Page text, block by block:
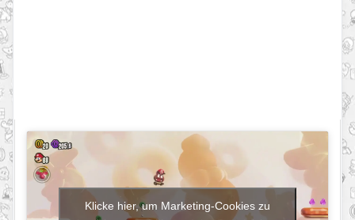
Klicke hier, um Marketing-Cookies zu